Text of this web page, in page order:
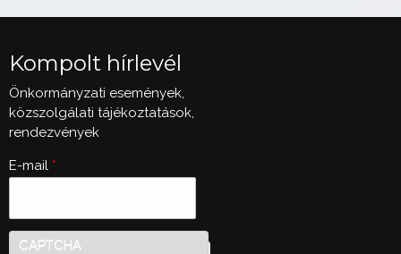
Kompolt hírlevél
Önkormányzati események,
közszolgálati tájékoztatások,
rendezvények
E-mail *
CAPTCHA